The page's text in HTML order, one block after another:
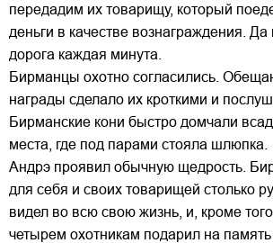
передадим их товарищу, который
деньги в качестве вознаграждения. Да
дорога каждая минута.
Бирманцы охотно согласились.
награды сделало их кроткими и
Бирманские кони быстро домчали
места, где под парами стояла шлюпка.
Андрэ проявил обычную щедрость.
для себя и своих товарищей столько
видел во всю свою жизнь, и, кроме
четырем охотникам подарил на